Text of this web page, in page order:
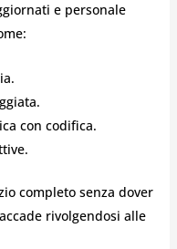
e personale
con codifica.
completo senza dover
rivolgendosi alle